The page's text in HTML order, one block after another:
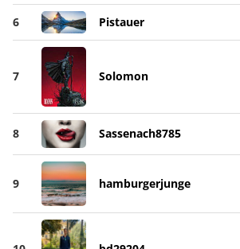
6 Pistauer
7 Solomon
8 Sassenach8785
9 hamburgerjunge